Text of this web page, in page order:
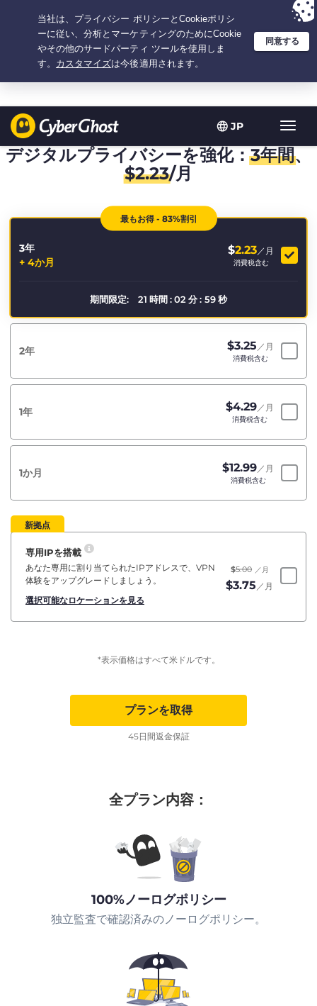
JP
ト
グ
ル
ゲ
シ
ョ
選択プラン：3.3333333333333年間 $ 2.23/月の 大特価
デジタルプライバシーを強化：3年間、
$2.23/月
最もお得 - 83%割引
3年
+ 4か月
$2.23 ／月
消費税含む
期間限定: 21 時間:02 分: 59秒
2年 $3.25 ／月
消費税含む
1年 $4.29 ／月
消費税含む
1か月 $12.99 ／月
消費税含む
新拠点
専用IPを搭載
あなた専用に割り当てられたIPアドレスで、VPN
体験をアップグレードしましょう。
選択可能なロケーションを見る
$5.00 ／月
$3.75 ／月
*表示価格はすべて米ドルです。
プランを取得
45日間返金保証
全プラン内容：
100%ノーログポリシー
独立監査で確認済みのノーログポリシー。